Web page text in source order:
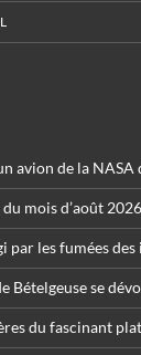
avion de la NASA
mois d’août 2026
par les fumées
Bételgeuse se
du fascinant